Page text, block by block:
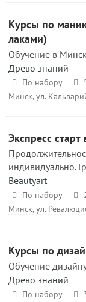
Курсы по
лаками)
Обучение в
Древо знаний
По набору
Минск, ул.
Экспресс
индивидуально.
Beautyart
По набору
Минск, ул.
Курсы по
Обучение
Древо знаний
По набору